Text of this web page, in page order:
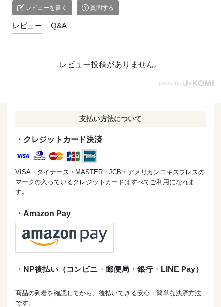
3.オーブンにも使える耐熱皿やフライパンに
きびなごを並べていきます。
4.大さじ1の油をかけて
180度のオーブンで15分間焼く
6.油で揚げなくても簡単に唐揚げが完成！
パクパク食べれちゃいました✨
レビューを書く 質問する
レビュー Q&A
レビュー投稿がありません。
支払い方法について
・クレジットカード決済
VISA・ダイナース・MASTER・JCB・アメリカンエキスプレスの
マークの入っているクレジットカードはすべてご利用になれま
す。
・Amazon Pay
・NP後払い（コンビニ・郵便局・銀行・LINE Pay）
商品の到着を確認してから、後払いできる安心・簡単な決済方法
です。